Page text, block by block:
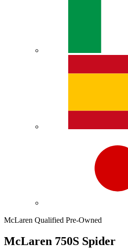
McLaren Qualified Pre-Owned
McLaren 750S Spider